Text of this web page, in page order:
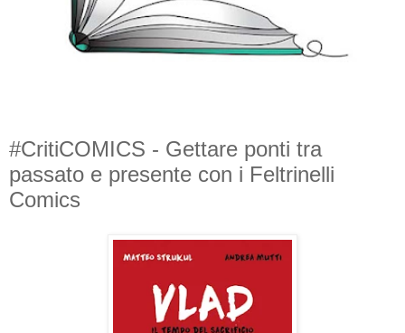
#CritiCOMICS - Gettare ponti tra
passato e presente con i Feltrinelli
Comics